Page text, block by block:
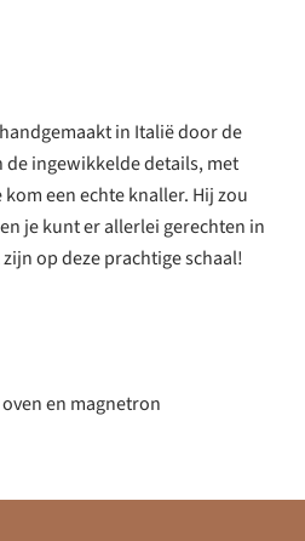
in Italië door de
de ingewikkelde details, met
een echte knaller. Hij zou
je kunt er allerlei gerechten in
op deze prachtige schaal!
en magnetron